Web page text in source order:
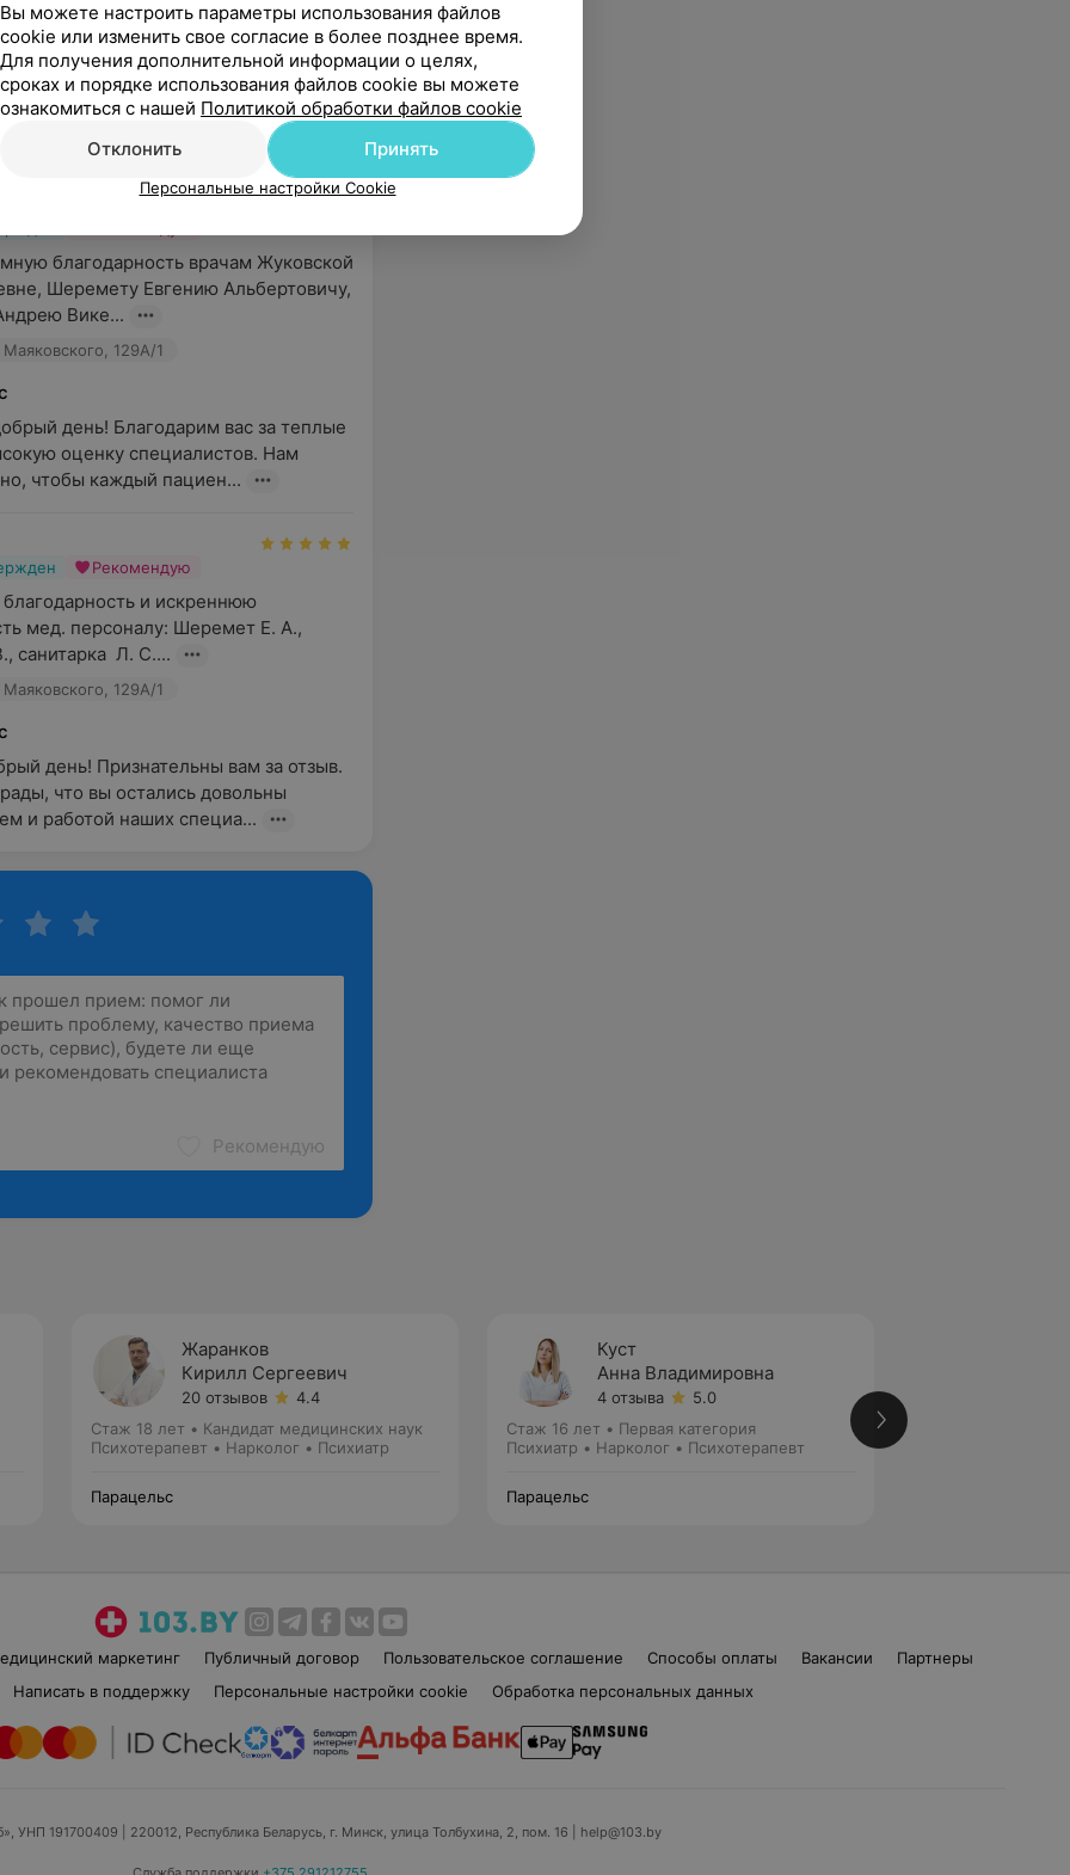
129А/1
день! Большое спасибо за
Нам очень приятно, что вы
профессионализмом и п...
благодарность врачам Жуковской
Шеремету Евгению Альбертовичу,
Вике...
129А/1
день! Благодарим вас за теплые
оценку специалистов. Нам
чтобы каждый пациен...
Рекомендую
и искреннюю
мед. персоналу: Шеремет Е. А.,
санитарка  Л. С....
129А/1
день! Признательны вам за отзыв.
что вы остались довольны
и работой наших специа...
Рекомендую
Жаранков
Кирилл Сергеевич
20 отзывов
4.4
Стаж 18 лет • Кандидат медицинских наук
Психотерапевт • Нарколог • Психиатр
Парацельс
Куст
Анна Владимировна
4 отзыва
5.0
Стаж 16 лет • Первая категория
Психиатр • Нарколог • Психотерапевт
Парацельс
маркетинг Публичный договор Пользовательское соглашение Способы оплаты Вакансии
Партнеры
Написать в поддержку Персональные настройки cookie Обработка персональных данных
УНП 191700409 | 220012, Республика Беларусь, г. Минск, улица Толбухина, 2, пом. 16 | help@103.by
Вы можете настроить параметры использования файлов
cookie или изменить свое согласие в более позднее время.
Для получения дополнительной информации о целях,
сроках и порядке использования файлов cookie вы можете
ознакомиться с нашей Политикой обработки файлов cookie
Отклонить
Принять
Персональные настройки Cookie